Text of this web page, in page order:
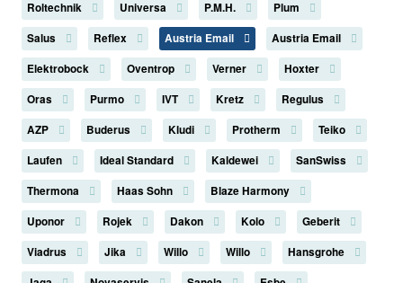
Roltechnik
Universa P.M.H.
Plum
Salus
Reflex Austria Email
Austria Email
Elektrobock
Oventrop Verner
Hoxter
Oras
Purmo IVT Kretz
Regulus
AZP
Buderus Kludi Protherm
Teiko
Laufen
Ideal Standard Kaldewei
SanSwiss
Thermona
Haas Sohn
Blaze Harmony
Uponor
Rojek Dakon Kolo
Geberit
Viadrus
Jika Willo Willo
Hansgrohe